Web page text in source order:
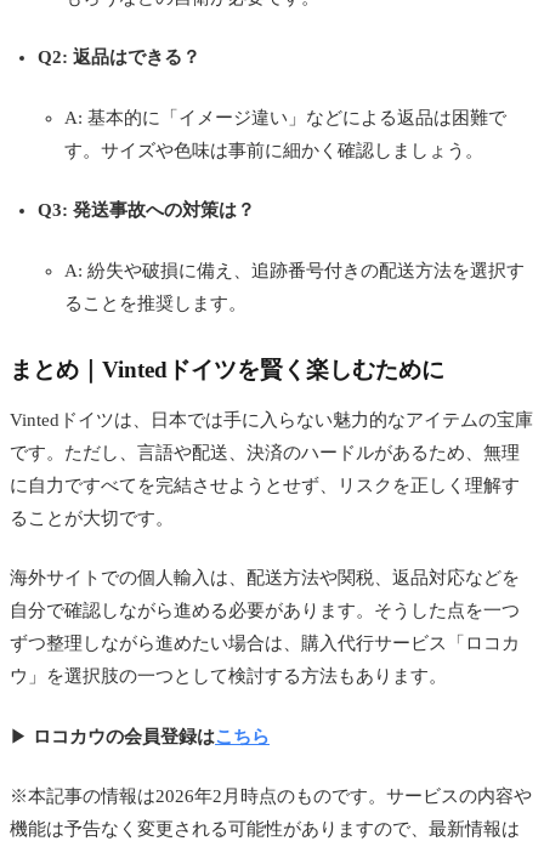
Q2: 返品はできる？
A: 基本的に「イメージ違い」などによる返品は困難で
す。サイズや色味は事前に細かく確認しましょう。
Q3: 発送事故への対策は？
A: 紛失や破損に備え、追跡番号付きの配送方法を選択す
ることを推奨します。
まとめ｜Vintedドイツを賢く楽しむために
Vintedドイツは、日本では手に入らない魅力的なアイテムの宝庫
です。ただし、言語や配送、決済のハードルがあるため、無理
に自力ですべてを完結させようとせず、リスクを正しく理解す
ることが大切です。
海外サイトでの個人輸入は、配送方法や関税、返品対応などを
自分で確認しながら進める必要があります。そうした点を一つ
ずつ整理しながら進めたい場合は、購入代行サービス「ロコカ
ウ」を選択肢の一つとして検討する方法もあります。
▶ ロコカウの会員登録はこちら
※本記事の情報は2026年2月時点のものです。サービスの内容や
機能は予告なく変更される可能性がありますので、最新情報は